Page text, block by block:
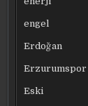
engel
Erdoğan
Erzurumspor
Eski